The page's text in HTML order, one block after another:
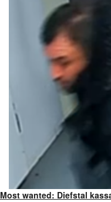
Most wanted: Diefstal